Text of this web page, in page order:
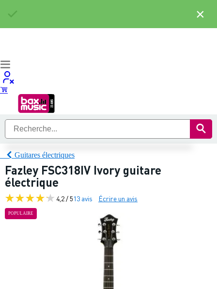
Guitares électriques
Fazley FSC318IV Ivory guitare
électrique
4,2 / 513 avis Écrire un avis
POPULAIRE
×